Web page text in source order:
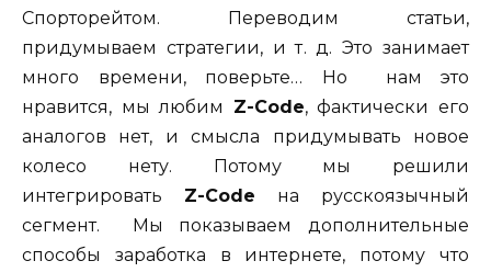
Спорторейтом. Переводим статьи,
придумываем стратегии, и т. д. Это занимает
много времени, поверьте… Но нам это
нравится, мы любим Z-Code, фактически его
аналогов нет, и смысла придумывать новое
колесо нету. Потому мы решили
интегрировать Z-Code на русскоязычный
сегмент. Мы показываем дополнительные
способы заработка в интернете, потому что